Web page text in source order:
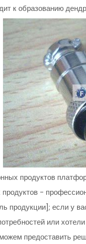
к образованию
продуктов
-
продукции]; если у
или
предоставить